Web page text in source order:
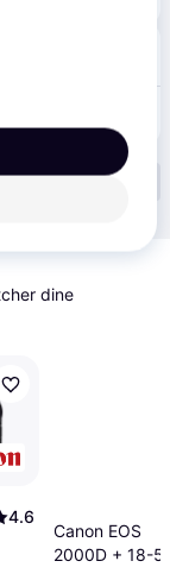
dine
4.6
Canon EOS
2000D + 18-